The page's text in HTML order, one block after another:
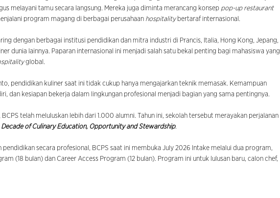
melayani tamu secara langsung. Mereka juga diminta merancang konsep pop-up restaurant
program magang di berbagai perusahaan hospitality bertaraf internasional.
dengan berbagai institusi pendidikan dan mitra industri di Prancis, Italia, Hong Kong, Jepang,
dunia lainnya. Paparan internasional ini menjadi salah satu bekal penting bagi mahasiswa yang
global.
pendidikan kuliner saat ini tidak cukup hanya mengajarkan teknik memasak. Kemampuan
dan kesiapan bekerja dalam lingkungan profesional menjadi bagian yang sama pentingnya.
BCPS telah meluluskan lebih dari 1.000 alumni. Tahun ini, sekolah tersebut merayakan perjalanan
Decade of Culinary Education, Opportunity and Stewardship.
pendidikan secara profesional, BCPS saat ini membuka July 2026 Intake melalui dua program,
(18 bulan) dan Career Access Program (12 bulan). Program ini untuk lulusan baru, calon chef,